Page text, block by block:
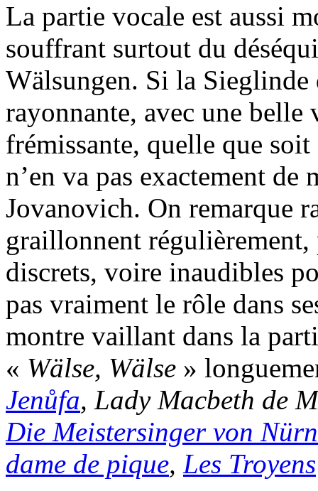
La partie vocale est aussi
souffrant surtout du
Wälsungen. Si la Sieglinde
rayonnante, avec une
frémissante, quelle que
n’en va pas exactement
Jovanovich. On remarque
graillonnent
discrets, voire inaudibles
pas vraiment le rôle dans
montre vaillant dans la
« Wälse, Wälse »
Jenůfa, Lady Macbeth de
Die Meistersinger von
dame de pique, Les Troyens